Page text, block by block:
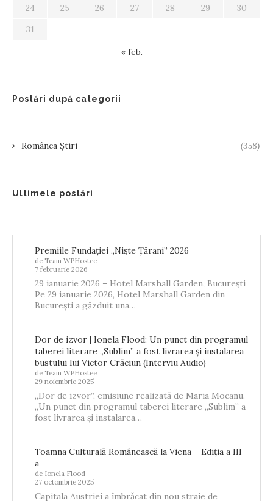
24
25 26 27 28 29
30
31
« feb.
Postări după categorii
Românca Știri (358)
Ultimele postări
Premiile Fundației „Niște Țărani” 2026
de Team WPHostee
7 februarie 2026
29 ianuarie 2026 – Hotel Marshall Garden, București
Pe 29 ianuarie 2026, Hotel Marshall Garden din
București a găzduit una…
Dor de izvor | Ionela Flood: Un punct din programul
taberei literare „Sublim” a fost livrarea și instalarea
bustului lui Victor Crăciun (Interviu Audio)
de Team WPHostee
29 noiembrie 2025
„Dor de izvor”, emisiune realizată de Maria Mocanu.
„Un punct din programul taberei literare „Sublim” a
fost livrarea și instalarea…
Toamna Culturală Românească la Viena – Ediția a III-
a
de Ionela Flood
27 octombrie 2025
Capitala Austriei a îmbrăcat din nou straie de